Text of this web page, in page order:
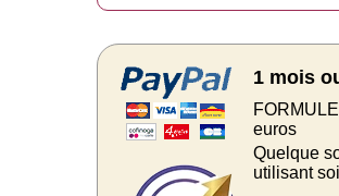
1 mois
euros
Quelque
utilisant